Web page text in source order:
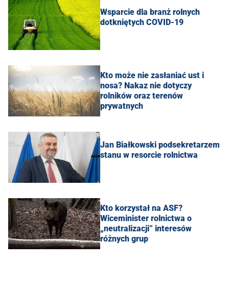
Wsparcie dla branż rolnych
dotkniętych COVID-19
Kto może nie zasłaniać ust i
nosa? Nakaz nie dotyczy
rolników oraz terenów
prywatnych
Jan Białkowski podsekretarzem
stanu w resorcie rolnictwa
Kto korzystał na ASF?
Wiceminister rolnictwa o
„neutralizacji” interesów
różnych grup